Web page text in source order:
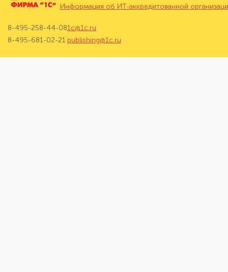
Информация об ИТ-аккредитованной
8-495-258-44-08
8-495-681-02-21
1c@1c.ru
publishing@1c.ru